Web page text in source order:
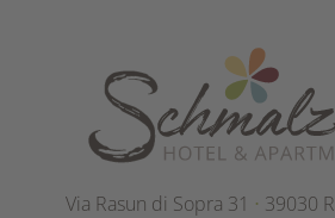
Via Rasun di Sopra 31 ⋅ 39030